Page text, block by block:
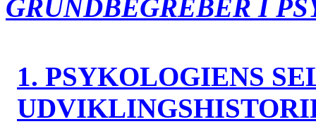
GRUNDBEGREBER I
1. PSYKOLOGIENS